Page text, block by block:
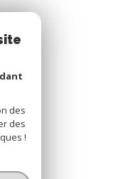
des
des
!